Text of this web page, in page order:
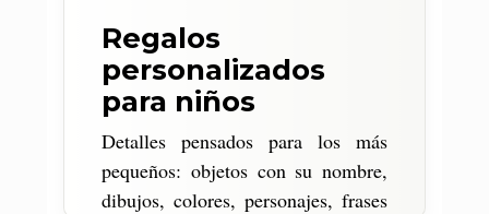
Regalos
personalizados
para niños
Detalles pensados para los más
pequeños: objetos con su nombre,
dibujos, colores, personajes, frases